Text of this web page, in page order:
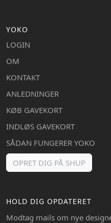
YOKO
LOGIN
OM
KONTAKT
ANLEDNINGER
KØB GAVEKORT
INDLØS GAVEKORT
SÅDAN FUNGERER YOKO
OPRET DIG PÅ SHUP
HOLD DIG OPDATERET
Modtag mails om nye